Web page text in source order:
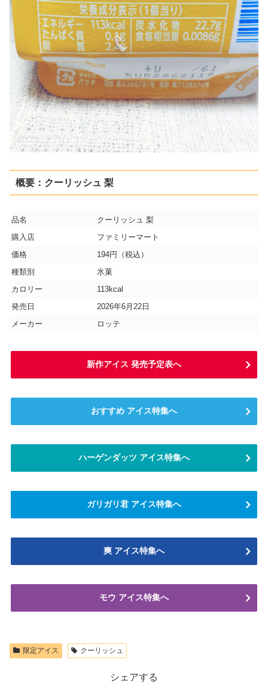
概要：クーリッシュ 梨
品名
クーリッシュ 梨
購入店
ファミリーマート
価格
194円（税込）
種類別
氷菓
カロリー
113kcal
発売日
2026年6月22日
メーカー
ロッテ
新作アイス 発売予定表へ
おすすめ アイス特集へ
ハーゲンダッツ アイス特集へ
ガリガリ君 アイス特集へ
爽 アイス特集へ
モウ アイス特集へ
限定アイス クーリッシュ
シェアする